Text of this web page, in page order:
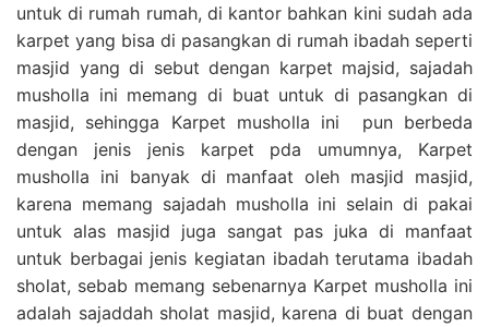
untuk di rumah rumah, di kantor bahkan kini sudah ada
karpet yang bisa di pasangkan di rumah ibadah seperti
masjid yang di sebut dengan karpet majsid, sajadah
musholla ini memang di buat untuk di pasangkan di
masjid, sehingga Karpet musholla ini pun berbeda
dengan jenis jenis karpet pda umumnya, Karpet
musholla ini banyak di manfaat oleh masjid masjid,
karena memang sajadah musholla ini selain di pakai
untuk alas masjid juga sangat pas juka di manfaat
untuk berbagai jenis kegiatan ibadah terutama ibadah
sholat, sebab memang sebenarnya Karpet musholla ini
adalah sajaddah sholat masjid, karena di buat dengan